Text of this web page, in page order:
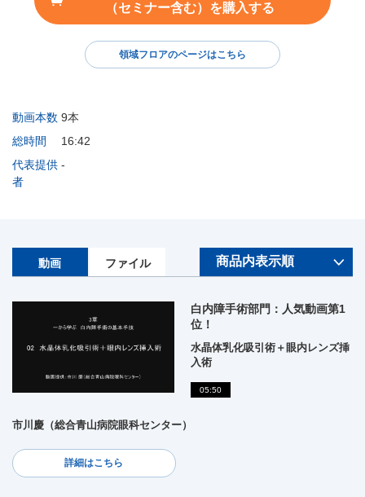
動画本数 9本
総時間
16:42
代表提供
者
-
（セミナー含む）を購入する
領域フロアのページはこちら
動画 ファイル
白内障手術部門：人気動画第1
位！
水晶体乳化吸引術＋眼内レンズ挿
入術
05:50
市川慶（総合青山病院眼科センター）
詳細はこちら